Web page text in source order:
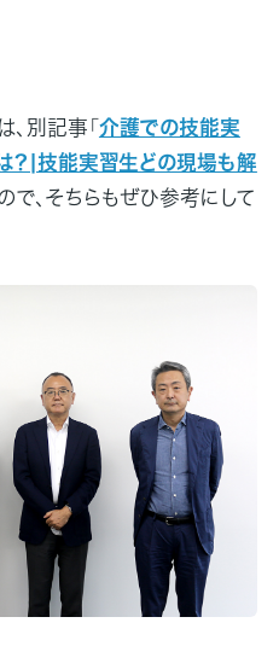
別記事「 介護での技能実
？|技能実習生どの現場も解
で、そちらもぜひ参考にして